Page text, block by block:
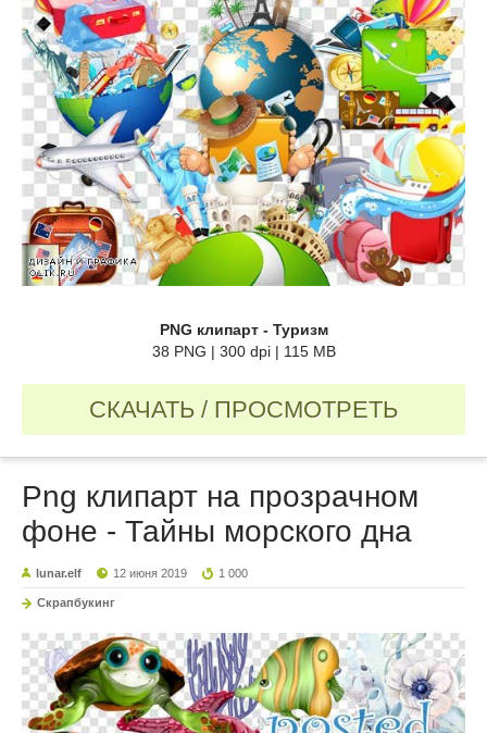
PNG клипарт - Туризм
38 PNG | 300 dpi | 115 MB
СКАЧАТЬ / ПРОСМОТРЕТЬ
Png клипарт на прозрачном
фоне - Тайны морского дна
lunar.elf 12 июня 2019 1 000
Скрапбукинг